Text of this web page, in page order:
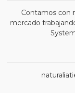
Contamos con
mercado